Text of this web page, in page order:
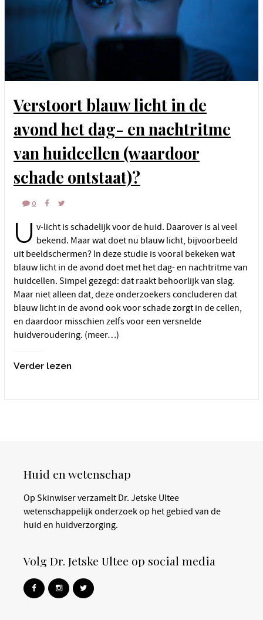
Verstoort blauw licht in de
avond het dag- en nachtritme
van huidcellen (waardoor
schade ontstaat)?
0
U v-licht is schadelijk voor de huid. Daarover is al veel
bekend. Maar wat doet nu blauw licht, bijvoorbeeld
uit beeldschermen? In deze studie is vooral bekeken wat
blauw licht in de avond doet met het dag- en nachtritme van
huidcellen. Simpel gezegd: dat raakt behoorlijk van slag.
Maar niet alleen dat, deze onderzoekers concluderen dat
blauw licht in de avond ook voor schade zorgt in de cellen,
en daardoor misschien zelfs voor een versnelde
huidveroudering. (meer…)
Verder lezen
Huid en wetenschap
Op Skinwiser verzamelt Dr. Jetske Ultee
wetenschappelijk onderzoek op het gebied van de
huid en huidverzorging.
Volg Dr. Jetske Ultee op social media